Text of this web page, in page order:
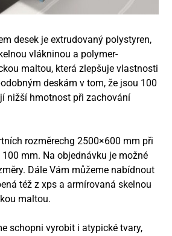
desek je extrudovaný polystyren,
vlákninou a polymer-
maltou, která zlepšuje vlastnosti
deskám v tom, že jsou 100
nižší hmotnost při zachování
rozměrechg 2500×600 mm při
mm. Na objednávku je možné
Dále Vám můžeme nabídnout
též z xps a armírovaná skelnou
maltou.
schopni vyrobit i atypické tvary,